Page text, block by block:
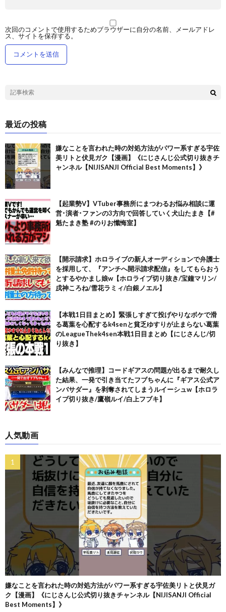
次回のコメントで使用するためブラウザーに自分の名前、メールアドレ
ス、サイトを保存する。
最近の投稿
嫌なことを言われた時の対処方法がパワー系すぎる宇佐
美リトと伏見ガク【漫画】《にじさんじ公式切り抜きチ
ャンネル【NIJISANJI Official Best Moments】》
【起業勢V】VTuber事務所にまつわるお悩み相談に運
営･演者･ファンの3方向で回答していく犬山たまき【#
魁たまき塾 #のりお懺悔室】
【開示請求】ホロライブの新人オーディションで弁護士
を採用して、『アンチへ開示請求配信』をしてもらおう
とするやかまし娘w【ホロライブ切り抜き/宝鐘マリン/
戌神ころね/雪花ラミィ/白銀ノエル】
【本戦1日目まとめ】緊張しすぎて投げやりなボケで滑
る葛葉を心配するk4senと貧乏ゆすりが止まらない葛葉
のLeagueThek4sen本戦1日目まとめ【にじさんじ/切
り抜き】
【みんなで推理】コードギアスの問題が出るまで耐久し
た結果、一発で引き当てたフブちゃんに『ギアス公式ア
ンバサダー』を剥奪されてしまうルイーシュw【ホロラ
イブ切り抜き/鷹嶺ルイ/白上フブキ】
人気動画
嫌なことを言われた時の対処方法がパワー系すぎる宇佐美リトと伏見ガ
ク【漫画】《にじさんじ公式切り抜きチャンネル【NIJISANJI Official
Best Moments】》